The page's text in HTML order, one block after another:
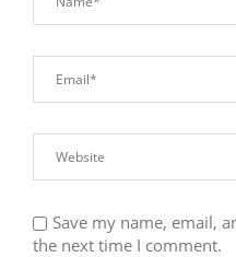
Save my name, email,
the next time I comment.